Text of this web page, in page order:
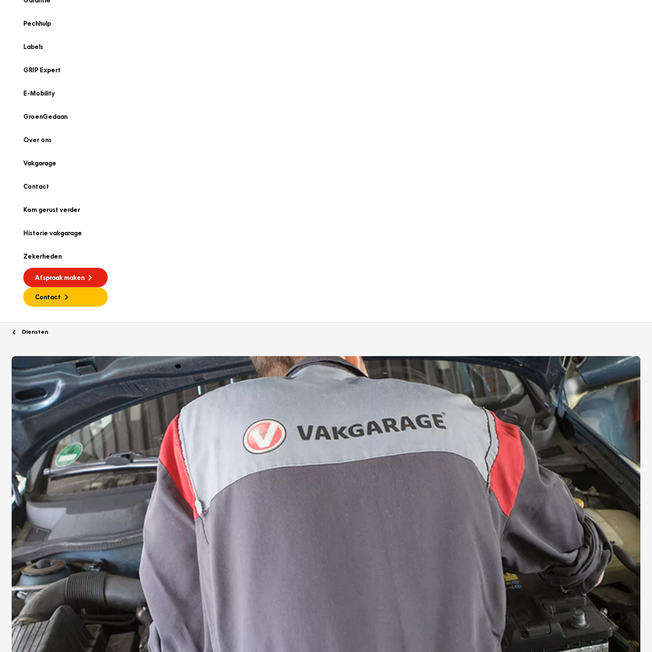
Pechhulp
Labels
GRIP Expert
E-Mobility
GroenGedaan
Over ons
Vakgarage
Contact
Kom gerust verder
Historie vakgarage
Zekerheden
Afspraak maken
Contact
Diensten